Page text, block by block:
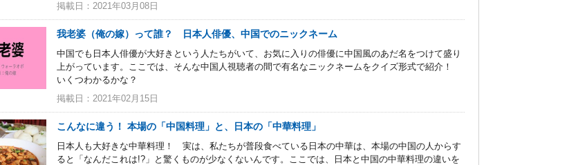
掲載日：2021年03月08日
我老婆（俺の嫁）って誰？ 日本人俳優、中国でのニックネーム
中国でも日本人俳優が大好きという人たちがいて、お気に入りの俳優に中国風のあだ名をつけて盛り
上がっています。ここでは、そんな中国人視聴者の間で有名なニックネームをクイズ形式で紹介！
いくつわかるかな？
掲載日：2021年02月15日
こんなに違う！ 本場の「中国料理」と、日本の「中華料理」
日本人も大好きな中華料理！ 実は、私たちが普段食べている日本の中華は、本場の中国の人からす
ると「なんだこれは!?」と驚くものが少なくないんです。ここでは、日本と中国の中華料理の違いを